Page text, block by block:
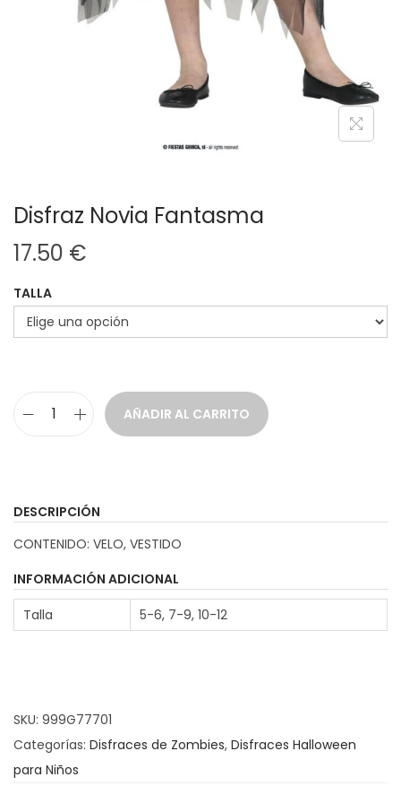
Disfraz Novia Fantasma
17.50 €
TALLA
r
a
z
N
o
F
a
n
AÑADIR AL CARRITO
DESCRIPCIÓN
CONTENIDO: VELO, VESTIDO
INFORMACIÓN ADICIONAL
Talla
5-6, 7-9, 10-12
SKU: 999G77701
Categorías: Disfraces de Zombies, Disfraces Halloween
para Niños